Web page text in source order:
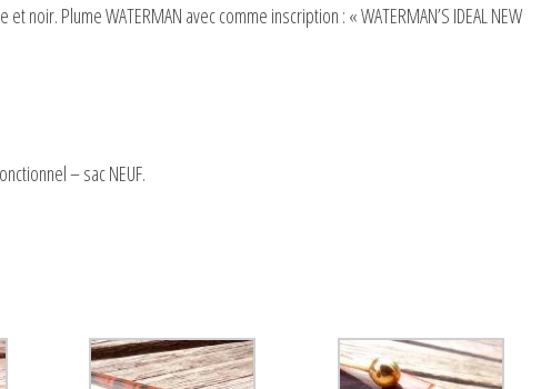
noir. Plume WATERMAN avec comme inscription : « WATERMAN’S IDEAL NEW
– sac NEUF.